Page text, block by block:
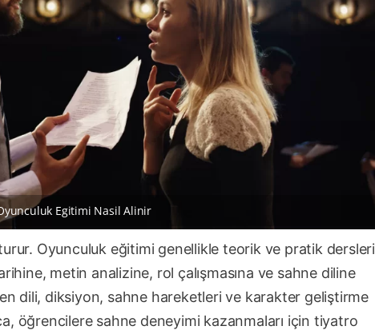
Egitimi Nasil Alinir
Oyunculuk eğitimi genellikle teorik ve pratik dersleri
metin analizine, rol çalışmasına ve sahne diline
dili, diksiyon, sahne hareketleri ve karakter geliştirme
öğrencilere sahne deneyimi kazanmaları için tiyatro